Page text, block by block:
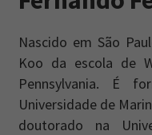
Nascido em São
Koo da escola de
Pennsylvania. É
Universidade de
doutorado na